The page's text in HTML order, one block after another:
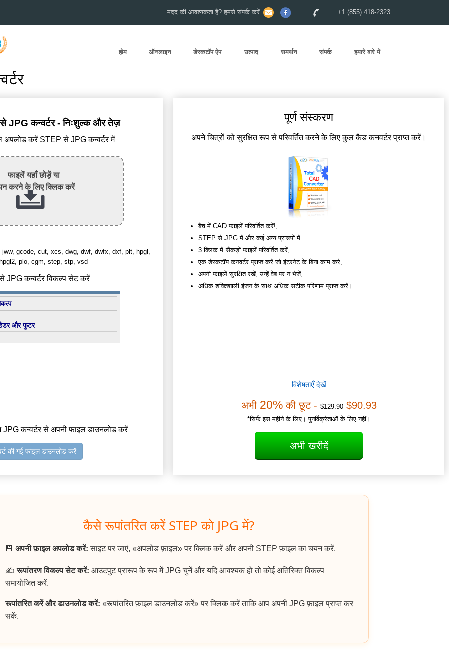
मदद की आवश्यकता है? हमसे संपर्क करें +1 (855) 418-2323
होम ऑनलाइन डेस्कटॉप ऐप उत्पाद समर्थन संपर्क हमारे बारे में
JPG कन्वर्टर - निःशुल्क और तेज़
अपलोड करें STEP से JPG कन्वर्टर में
फाइलें यहाँ छोड़ें या
करने के लिए क्लिक करें
jww, gcode, cut, xcs, dwg, dwf, dwfx, dxf, plt, hpgl,
plo, cgm, step, stp, vsd
JPG कन्वर्टर विकल्प सेट करें
और फुटर
कन्वर्टर से अपनी फाइल डाउनलोड करें
की गई फाइल डाउनलोड करें
पूर्ण संस्करण
अपने चित्रों को सुरक्षित रूप से परिवर्तित करने के लिए कुल कैड कनवर्टर प्राप्त करें।
बैच में CAD फ़ाइलें परिवर्तित करें!;
STEP से JPG में और कई अन्य प्रारूपों में
3 क्लिक में सैकड़ों फाइलें परिवर्तित करें;
एक डेस्कटॉप कनवर्टर प्राप्त करें जो इंटरनेट के बिना काम करे;
अपनी फाइलें सुरक्षित रखें, उन्हें वेब पर न भेजें;
अधिक शक्तिशाली इंजन के साथ अधिक सटीक परिणाम प्राप्त करें।
विशेषताएँ देखें
अभी 20%की छूट -$129.90$90.93
*सिर्फ इस महीने के लिए। पुनर्विक्रेताओं के लिए नहीं।
अभी खरीदें
कैसे रूपांतरित करें STEP को JPG में?
💾 अपनी फ़ाइल अपलोड करें: साइट पर जाएं, «अपलोड फ़ाइल» पर क्लिक करें और अपनी STEP फ़ाइल का चयन करें.
✍️रूपांतरण विकल्प सेट करें: आउटपुट प्रारूप के रूप में JPG चुनें और यदि आवश्यक हो तो कोई अतिरिक्त विकल्प
समायोजित करें.
रूपांतरित करें और डाउनलोड करें: «रूपांतरित फ़ाइल डाउनलोड करें» पर क्लिक करें ताकि आप अपनी JPG फ़ाइल प्राप्त कर
सकें.